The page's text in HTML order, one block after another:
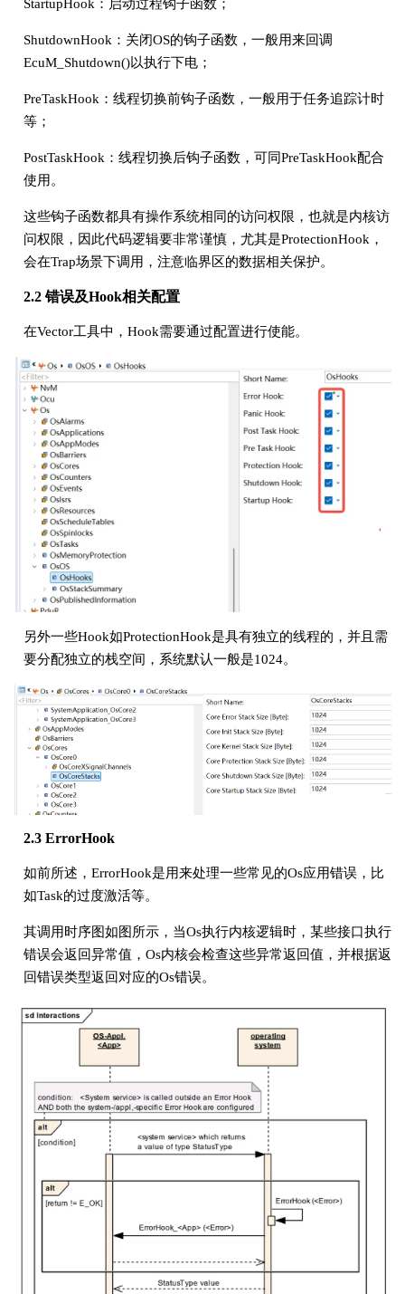
StartupHook：启动过程钩子函数；
ShutdownHook：关闭OS的钩子函数，一般用来回调
EcuM_Shutdown()以执行下电；
PreTaskHook：线程切换前钩子函数，一般用于任务追踪计时
等；
PostTaskHook：线程切换后钩子函数，可同PreTaskHook配合
使用。
这些钩子函数都具有操作系统相同的访问权限，也就是内核访
问权限，因此代码逻辑要非常谨慎，尤其是ProtectionHook，
会在Trap场景下调用，注意临界区的数据相关保护。
2.2 错误及Hook相关配置
在Vector工具中，Hook需要通过配置进行使能。
另外一些Hook如ProtectionHook是具有独立的线程的，并且需
要分配独立的栈空间，系统默认一般是1024。
2.3 ErrorHook
如前所述，ErrorHook是用来处理一些常见的Os应用错误，比
如Task的过度激活等。
其调用时序图如图所示，当Os执行内核逻辑时，某些接口执行
错误会返回异常值，Os内核会检查这些异常返回值，并根据返
回错误类型返回对应的Os错误。